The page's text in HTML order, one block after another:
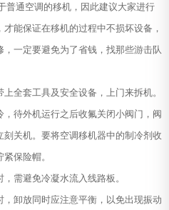
普通空调的移机，因此建议大家进行
能保证在移机的过程中不损坏设备，
一定要避免为了省钱，找那些游击队
全套工具及安全设备，上门来拆机。
，待外机运行之后收氟关闭小阀门，阀
关机。要将空调移机器中的制冷剂收
保险帽。
需避免冷凝水流入线路板。
卸放同时应注意平衡，以免出现振动